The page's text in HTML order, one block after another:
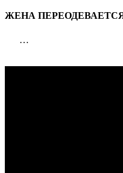
ЖЕНА
…